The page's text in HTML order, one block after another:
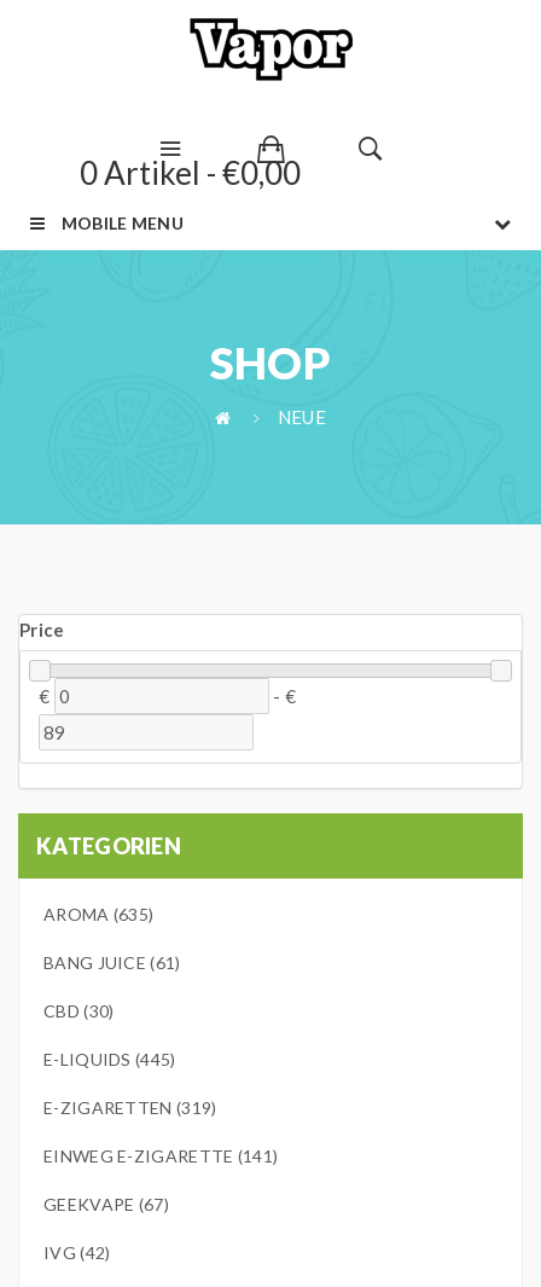
0 Artikel - €0,00
MOBILE MENU
SHOP
NEUE
Price
€ - €
KATEGORIEN
AROMA (635)
BANG JUICE (61)
CBD (30)
E-LIQUIDS (445)
E-ZIGARETTEN (319)
EINWEG E-ZIGARETTE (141)
GEEKVAPE (67)
IVG (42)